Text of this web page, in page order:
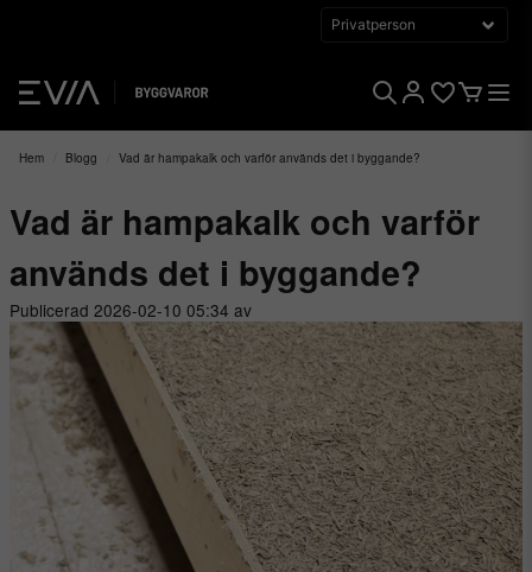
Hem Blogg Vad är hampakalk och varför används det i byggande?
Vad är hampakalk och varför
används det i byggande?
Publicerad 2026-02-10 05:34 av